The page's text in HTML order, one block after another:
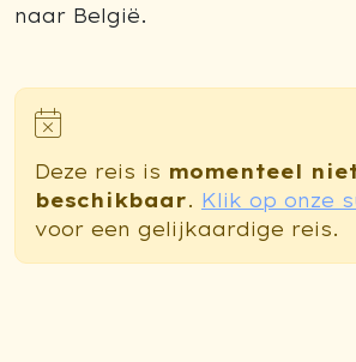
naar België.
Deze reis is momenteel
beschikbaar. Klik op onze
voor een gelijkaardige reis.